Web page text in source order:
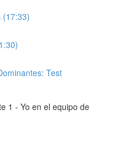
(17:33)
Test
1 - Yo en el equipo de